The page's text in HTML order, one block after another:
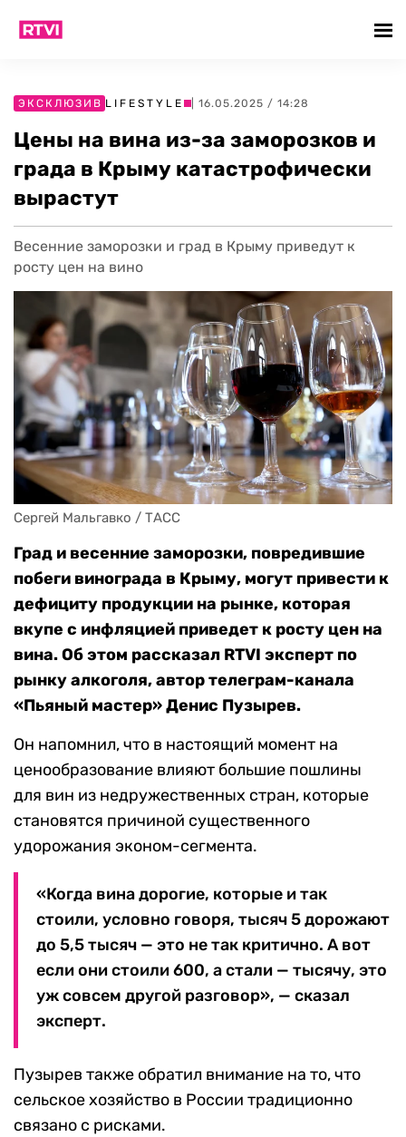
ЭКСКЛЮЗИВ LIFESTYLE | 16.05.2025 / 14:28
Цены на вина из-за заморозков и
града в Крыму катастрофически
вырастут
Весенние заморозки и град в Крыму приведут к
росту цен на вино
Сергей Мальгавко / ТАСС
Град и весенние заморозки, повредившие
побеги винограда в Крыму, могут привести к
дефициту продукции на рынке, которая
вкупе с инфляцией приведет к росту цен на
вина. Об этом рассказал RTVI эксперт по
рынку алкоголя, автор телеграм-канала
«Пьяный мастер» Денис Пузырев.
Он напомнил, что в настоящий момент на
ценообразование влияют большие пошлины
для вин из недружественных стран, которые
становятся причиной существенного
удорожания эконом-сегмента.
«Когда вина дорогие, которые и так
стоили, условно говоря, тысяч 5 дорожают
до 5,5 тысяч — это не так критично. А вот
если они стоили 600, а стали — тысячу, это
уж совсем другой разговор», — сказал
эксперт.
Пузырев также обратил внимание на то, что
сельское хозяйство в России традиционно
связано с рисками.